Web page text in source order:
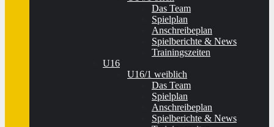
Das Team
Spielplan
Anschreibeplan
Spielberichte & News
Trainingszeiten
U16
U16/1 weiblich
Das Team
Spielplan
Anschreibeplan
Spielberichte & News